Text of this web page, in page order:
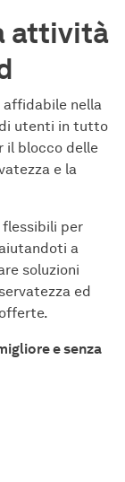
attività
affidabile nella
di utenti in tutto
il blocco delle
e la
per
a
soluzioni
ed
e senza